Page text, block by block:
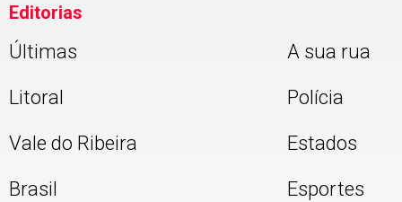
Editorias
Últimas
Litoral
Vale do Ribeira
Brasil
A sua rua
Polícia
Estados
Esportes